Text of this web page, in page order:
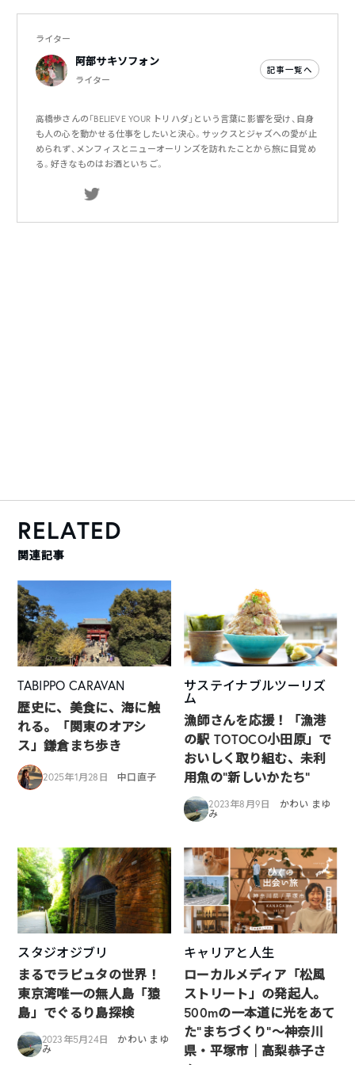
ライター
阿部サキソフォン
ライター
記事一覧へ
高橋歩さんの「BELIEVE YOUR トリハダ」という言葉に影響を受け、自身
も人の心を動かせる仕事をしたいと決心。サックスとジャズへの愛が止
められず、メンフィスとニューオーリンズを訪れたことから旅に目覚め
る。好きなものはお酒といちご。
RELATED
関連記事
TABIPPO CARAVAN
歴史に、美食に、海に触
れる。「関東のオアシ
ス」鎌倉まち歩き
2025年1月28日 中口直子
サステイナブルツーリズ
ム
漁師さんを応援！「漁港
の駅 TOTOCO小田原」で
おいしく取り組む、未利
用魚の“新しいかたち“
2023年8月9日
かわい まゆ
み
スタジオジブリ
まるでラピュタの世界！
東京湾唯一の無人島「猿
島」でぐるり島探検
2023年5月24日
かわい まゆ
み
キャリアと人生
ローカルメディア「松風
ストリート」の発起人。
500mの一本道に光をあて
た”まちづくり”〜神奈川
県・平塚市｜高梨恭子さ